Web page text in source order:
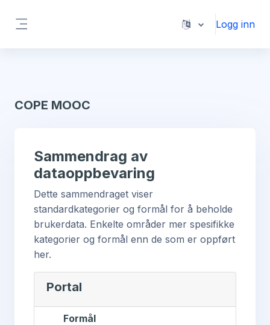
Logg inn
COPE MOOC
Sammendrag av
dataoppbevaring
Dette sammendraget viser
standardkategorier og formål for å beholde
brukerdata. Enkelte områder mer spesifikke
kategorier og formål enn de som er oppført
her.
Portal
Formål